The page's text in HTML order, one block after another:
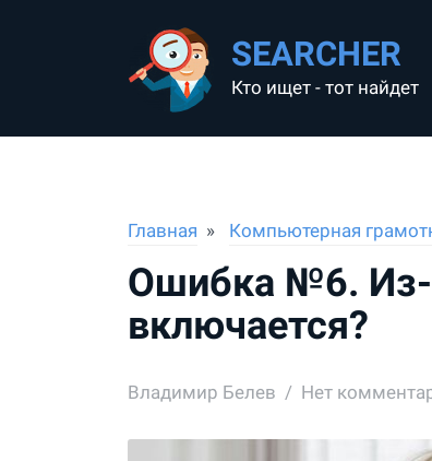
SEARCHER
Кто ищет - тот найдет
Главная Компьютерная
Ошибка №6. Из-
включается?
Владимир Белев Нет